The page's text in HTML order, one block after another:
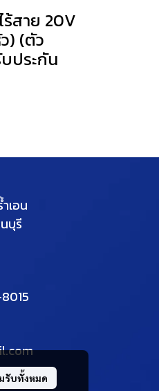
ร้สาย 20V
) (ตัว
ประกัน
รับทั้งหมด
เอน
บุรี